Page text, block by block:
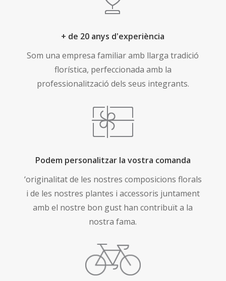
+ de 20 anys d'experiència
Som una empresa familiar amb llarga tradició
florística, perfeccionada amb la
professionalització dels seus integrants.
Podem personalitzar la vostra comanda
‘originalitat de les nostres composicions florals
i de les nostres plantes i accessoris juntament
amb el nostre bon gust han contribuït a la
nostra fama.